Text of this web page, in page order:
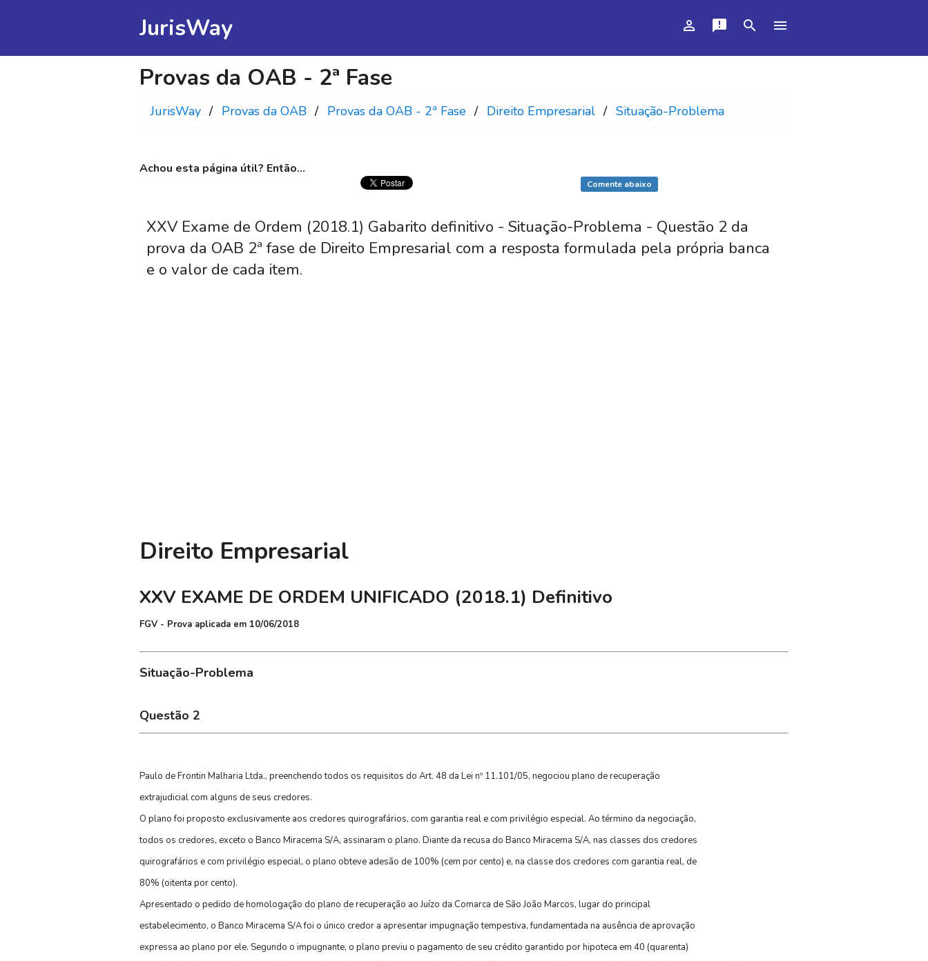
JurisWay person_outline announcement search menu
Provas da OAB - 2ª Fase
JurisWay Provas da OAB Provas da OAB - 2ª Fase Direito Empresarial Situação-Problema
Achou esta página útil? Então...
Comente abaixo
XXV Exame de Ordem (2018.1) Gabarito definitivo - Situação-Problema - Questão 2 da
prova da OAB 2ª fase de Direito Empresarial com a resposta formulada pela própria banca
e o valor de cada item.
Direito Empresarial
XXV EXAME DE ORDEM UNIFICADO (2018.1) Definitivo
FGV - Prova aplicada em 10/06/2018
Situação-Problema
Questão 2
Paulo de Frontin Malharia Ltda., preenchendo todos os requisitos do Art. 48 da Lei nº 11.101/05, negociou plano de recuperação
extrajudicial com alguns de seus credores.
O plano foi proposto exclusivamente aos credores quirografários, com garantia real e com privilégio especial. Ao término da negociação,
todos os credores, exceto o Banco Miracema S/A, assinaram o plano. Diante da recusa do Banco Miracema S/A, nas classes dos credores
quirografários e com privilégio especial, o plano obteve adesão de 100% (cem por cento) e, na classe dos credores com garantia real, de
80% (oitenta por cento).
Apresentado o pedido de homologação do plano de recuperação ao Juízo da Comarca de São João Marcos, lugar do principal
estabelecimento, o Banco Miracema S/A foi o único credor a apresentar impugnação tempestiva, fundamentada na ausência de aprovação
expressa ao plano por ele. Segundo o impugnante, o plano previu o pagamento de seu crédito garantido por hipoteca em 40 (quarenta)